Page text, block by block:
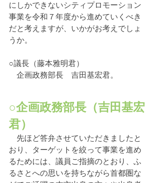
にしかできないシティプロモーション
事業を令和７年度から進めていくべき
だと考えますが、いかがお考えでしょ
うか。
○議長（藤本雅明君）
企画政務部長　吉田基宏君。
○企画政務部長（吉田基宏
君）
先ほど答弁させていただきましたと
おり、ターゲットを絞って事業を進め
るためには、議員ご指摘のとおり、ふ
るさとへの思いを持ちながら首都圏な